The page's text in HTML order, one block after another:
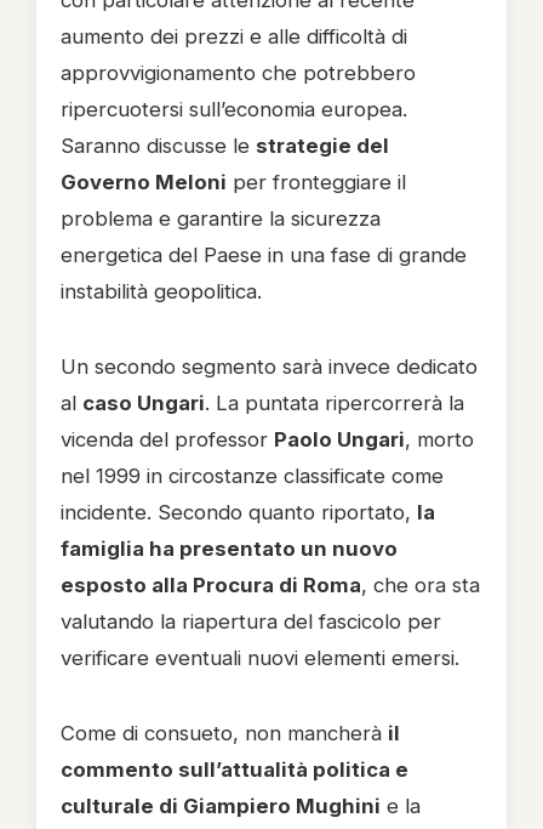
aumento dei prezzi e alle difficoltà di
approvvigionamento che potrebbero
ripercuotersi sull’economia europea.
Saranno discusse le strategie del
Governo Meloni per fronteggiare il
problema e garantire la sicurezza
energetica del Paese in una fase di grande
instabilità geopolitica.
Un secondo segmento sarà invece dedicato
al caso Ungari. La puntata ripercorrerà la
vicenda del professor Paolo Ungari, morto
nel 1999 in circostanze classificate come
incidente. Secondo quanto riportato, la
famiglia ha presentato un nuovo
esposto alla Procura di Roma, che ora sta
valutando la riapertura del fascicolo per
verificare eventuali nuovi elementi emersi.
Come di consueto, non mancherà il
commento sull’attualità politica e
culturale di Giampiero Mughini e la